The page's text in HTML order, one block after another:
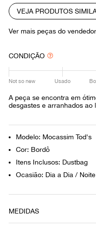
VEJA PRODUTOS
Ver mais peças do
CONDIÇÃO
Not so new Usado
A peça se encontra em
desgastes e arranhados ao
Modelo: Mocassim Tod's
Cor: Bordô
Itens Inclusos: Dustbag
Ocasião: Dia a Dia / Noite
MEDIDAS